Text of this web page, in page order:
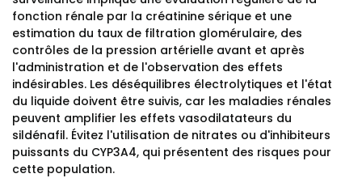
fonction rénale par la créatinine sérique et une
estimation du taux de filtration glomérulaire, des
contrôles de la pression artérielle avant et après
l'administration et de l'observation des effets
indésirables. Les déséquilibres électrolytiques et l'état
du liquide doivent être suivis, car les maladies rénales
peuvent amplifier les effets vasodilatateurs du
sildénafil. Évitez l'utilisation de nitrates ou d'inhibiteurs
puissants du CYP3A4, qui présentent des risques pour
cette population.